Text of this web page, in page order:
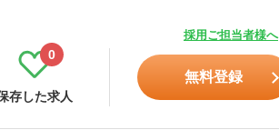
採用ご担当者様へ
存した求人
0
無料登録